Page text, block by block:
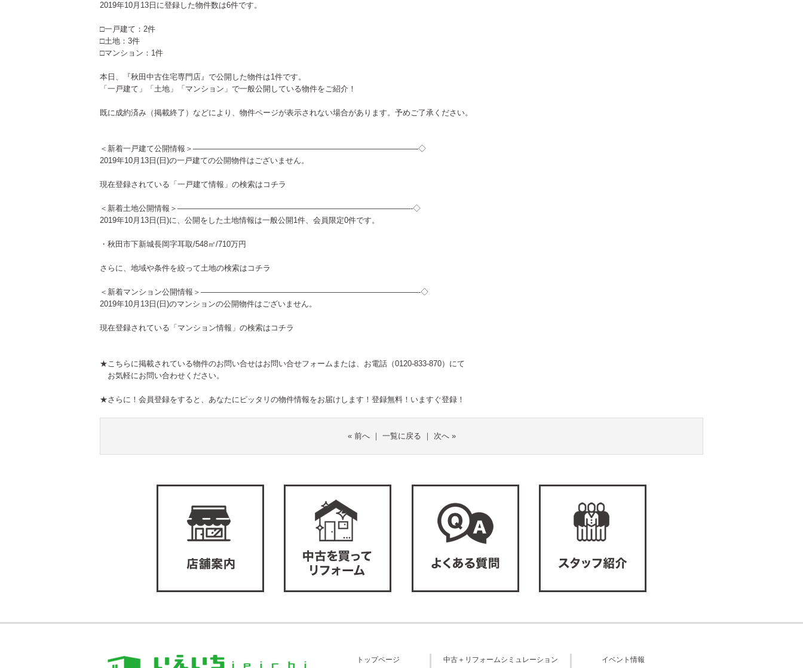
2019年10月13日に登録した物件数は6件です。
□一戸建て：2件
□土地：3件
□マンション：1件
本日、『秋田中古住宅専門店』で公開した物件は1件です。
「一戸建て」「土地」「マンション」で一般公開している物件をご紹介！
既に成約済み（掲載終了）などにより、物件ページが表示されない場合があります。予めご了承ください。
＜新着一戸建て公開情報＞—————————————————————————————◇
2019年10月13日(日)の一戸建ての公開物件はございません。
現在登録されている「一戸建て情報」の検索は コチラ
＜新着土地公開情報＞——————————————————————————————-◇
2019年10月13日(日)に、公開をした土地情報は一般公開1件、会員限定0件です。
・秋田市下新城長岡字耳取/548㎡/710万円
さらに、地域や条件を絞って土地の検索は コチラ
＜新着マンション公開情報＞————————————————————————————-◇
2019年10月13日(日)のマンションの公開物件はございません。
現在登録されている「マンション情報」の検索は コチラ
★こちらに掲載されている物件のお問い合せはお問い合せフォーム または、お電話（0120-833-870）にて
お気軽にお問い合わせください。
★さらに！会員登録をすると、あなたにピッタリの物件情報をお届けします！登録無料！ いますぐ登録！
« 前へ｜ 一覧に戻る ｜ 次へ»
トップページ 中古＋リフォームシミュレーション イベント情報